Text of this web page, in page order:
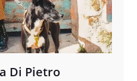
Di Pietro